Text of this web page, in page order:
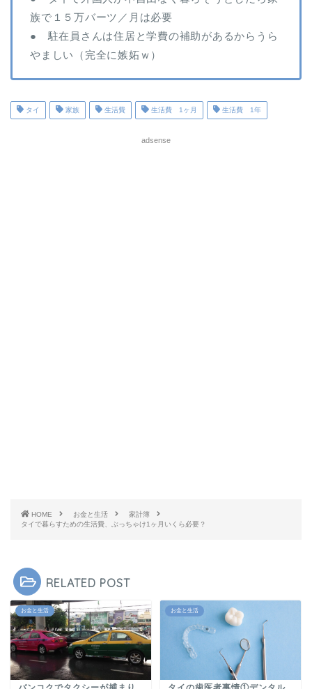
族で１５万バーツ／月は必要
● 駐在員さんは住居と学費の補助があるからうら
やましい（完全に嫉妬ｗ）
タイ 家族 生活費 生活費 1ヶ月 生活費 1年
adsense
HOME お金と生活
家計簿
タイで暮らすための生活費、ぶっちゃけ1ヶ月いくら必要？
RELATED POST
お金と生活 お金と生活